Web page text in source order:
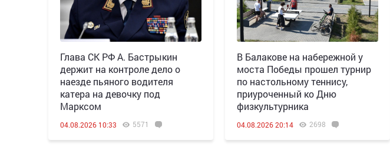
Глава СК РФ А. Бастрыкин
держит на контроле дело о
наезде пьяного водителя
катера на девочку под
Марксом
04.08.2026 10:33 5571
В Балакове на набережной у
моста Победы прошел турнир
по настольному теннису,
приуроченный ко Дню
физкультурника
04.08.2026 20:14 2698